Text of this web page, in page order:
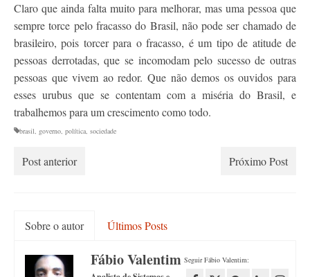
Claro que ainda falta muito para melhorar, mas uma pessoa que
sempre torce pelo fracasso do Brasil, não pode ser chamado de
brasileiro, pois torcer para o fracasso, é um tipo de atitude de
pessoas derrotadas, que se incomodam pelo sucesso de outras
pessoas que vivem ao redor. Que não demos os ouvidos para
esses urubus que se contentam com a miséria do Brasil, e
trabalhemos para um crescimento como todo.
brasil, governo, política, sociedade
Post anterior Próximo Post
Sobre o autor Últimos Posts
Seguir Fábio Valentim:
Fábio Valentim